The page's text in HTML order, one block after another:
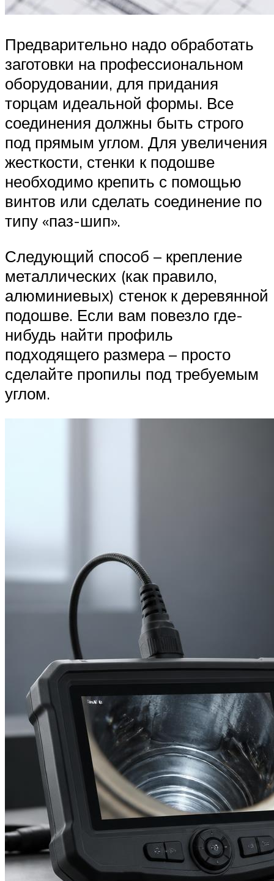
Предварительно надо обработать
заготовки на профессиональном
оборудовании, для придания
торцам идеальной формы. Все
соединения должны быть строго
под прямым углом. Для увеличения
жесткости, стенки к подошве
необходимо крепить с помощью
винтов или сделать соединение по
типу «паз-шип».
Следующий способ – крепление
металлических (как правило,
алюминиевых) стенок к деревянной
подошве. Если вам повезло где-
нибудь найти профиль
подходящего размера – просто
сделайте пропилы под требуемым
углом.